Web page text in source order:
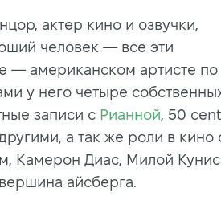
актер кино и озвучки,
человек — все эти
— американском артисте по
у него четыре
записи с Рианной, 50
а так же роли в кино
Камерон Диас, Милой Кунис
айсберга.